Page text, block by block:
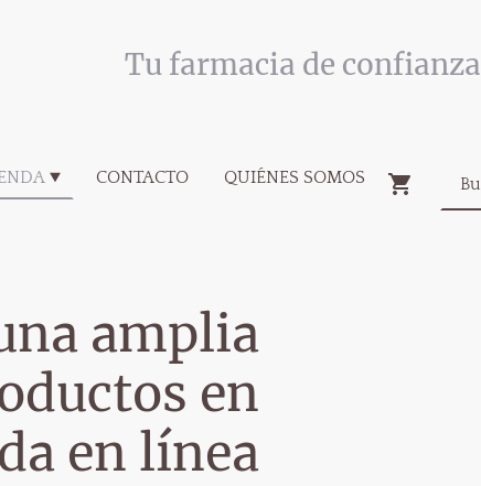
Tu farmacia de confianza
CONTACTO QUIÉNES SOMOS
amplia
en
en línea